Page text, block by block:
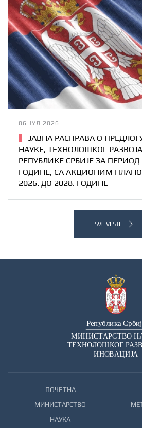
06 ЈУЛ 2026
ЈАВНА РАСПРАВА О
НАУКЕ, ТЕХНОЛОШКОГ
РЕПУБЛИКЕ СРБИЈЕ ЗА ПЕРИОД
ГОДИНЕ, СА АКЦИОНИМ
2026. ДО 2028. ГОДИНЕ
SVE VESTI
ПОЧЕТНА
МИНИСТАРСТВО
НАУКА